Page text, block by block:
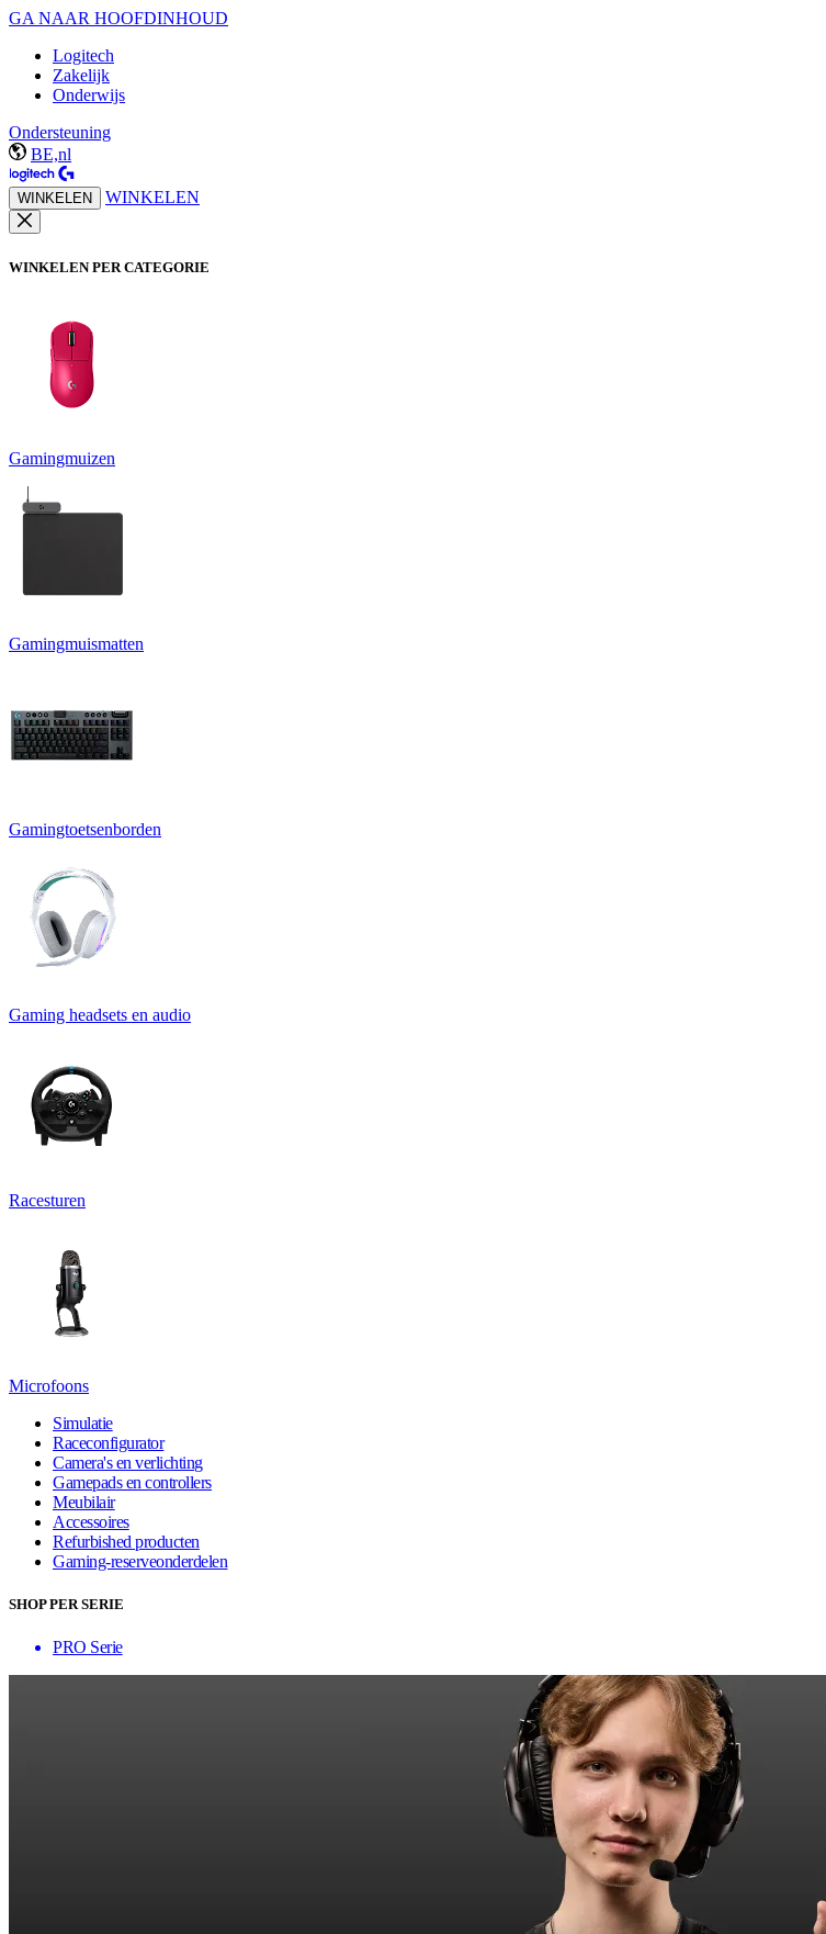
GA NAAR HOOFDINHOUD
Logitech
Zakelijk
Onderwijs
Ondersteuning
BE,nl
WINKELEN WINKELEN
WINKELEN PER CATEGORIE
Gamingmuizen
Gamingmuismatten
Gamingtoetsenborden
Gaming headsets en audio
Racesturen
Microfoons
Simulatie
Raceconfigurator
Camera's en verlichting
Gamepads en controllers
Meubilair
Accessoires
Refurbished producten
Gaming-reserveonderdelen
SHOP PER SERIE
PRO Serie